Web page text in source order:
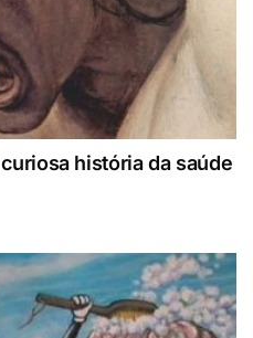
história da saúde